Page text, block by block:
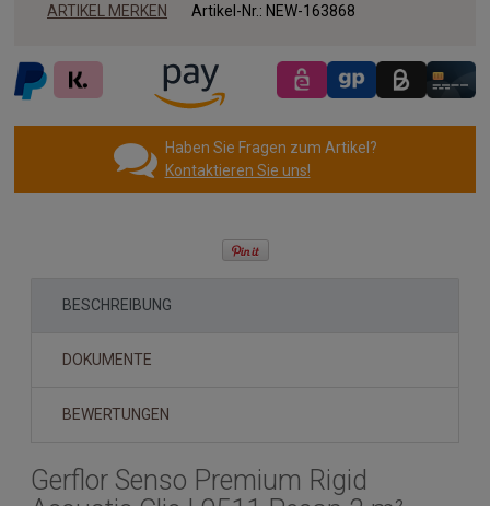
ARTIKEL MERKEN Artikel-Nr.: NEW-163868
Haben Sie Fragen zum Artikel?
Kontaktieren Sie uns!
BESCHREIBUNG
DOKUMENTE
BEWERTUNGEN
Gerflor Senso Premium Rigid